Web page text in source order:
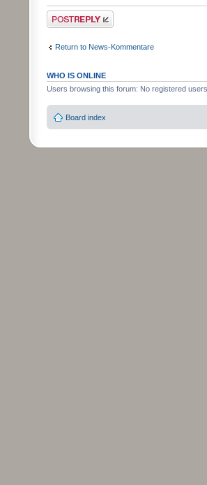
Post a reply
Return to News-Kommentare
WHO IS ONLINE
Users browsing this forum: No registered
Board index